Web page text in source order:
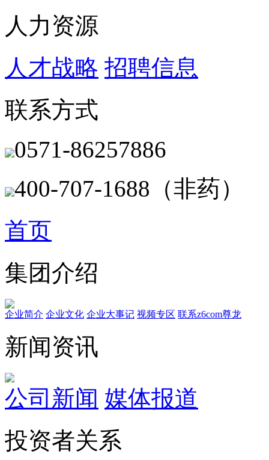
人力资源
人才战略 招聘信息
联系方式
0571-86257886
400-707-1688（非药）
首页
集团介绍
企业简介 企业文化 企业⼤事记 视频专区 联系z6com尊龙
新闻资讯
公司新闻 媒体报道
投资者关系